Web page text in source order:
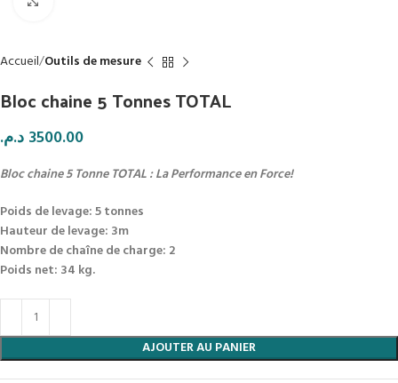
Accueil Outils de mesure
Bloc chaine 5 Tonnes TOTAL
3500.00 د.م.
Bloc chaine 5 Tonne TOTAL : La Performance en Force!
Poids de levage: 5 tonnes
Hauteur de levage: 3m
Nombre de chaîne de charge: 2
Poids net: 34 kg.
AJOUTER AU PANIER